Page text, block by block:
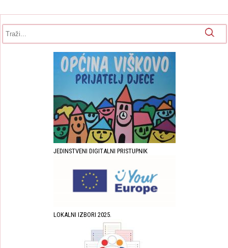
JEDINSTVENI DIGITALNI PRISTUPNIK
LOKALNI IZBORI 2025.